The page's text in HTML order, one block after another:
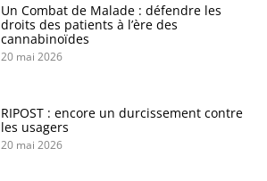
Un Combat de Malade : défendre les
droits des patients à l’ère des
cannabinoïdes
20 mai 2026
RIPOST : encore un durcissement contre
les usagers
20 mai 2026